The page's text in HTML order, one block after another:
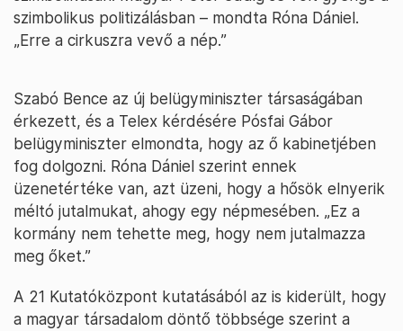
szimbolikus politizálásban – mondta Róna Dániel.
„Erre a cirkuszra vevő a nép.”
Szabó Bence az új belügyminiszter társaságában
érkezett, és a Telex kérdésére Pósfai Gábor
belügyminiszter elmondta, hogy az ő kabinetjében
fog dolgozni. Róna Dániel szerint ennek
üzenetértéke van, azt üzeni, hogy a hősök elnyerik
méltó jutalmukat, ahogy egy népmesében. „Ez a
kormány nem tehette meg, hogy nem jutalmazza
meg őket.”
A 21 Kutatóközpont kutatásából az is kiderült, hogy
a magyar társadalom döntő többsége szerint a